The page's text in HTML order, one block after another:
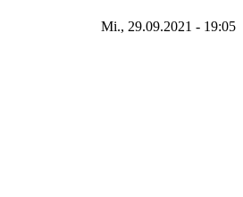
Mi., 29.09.2021 - 19:05